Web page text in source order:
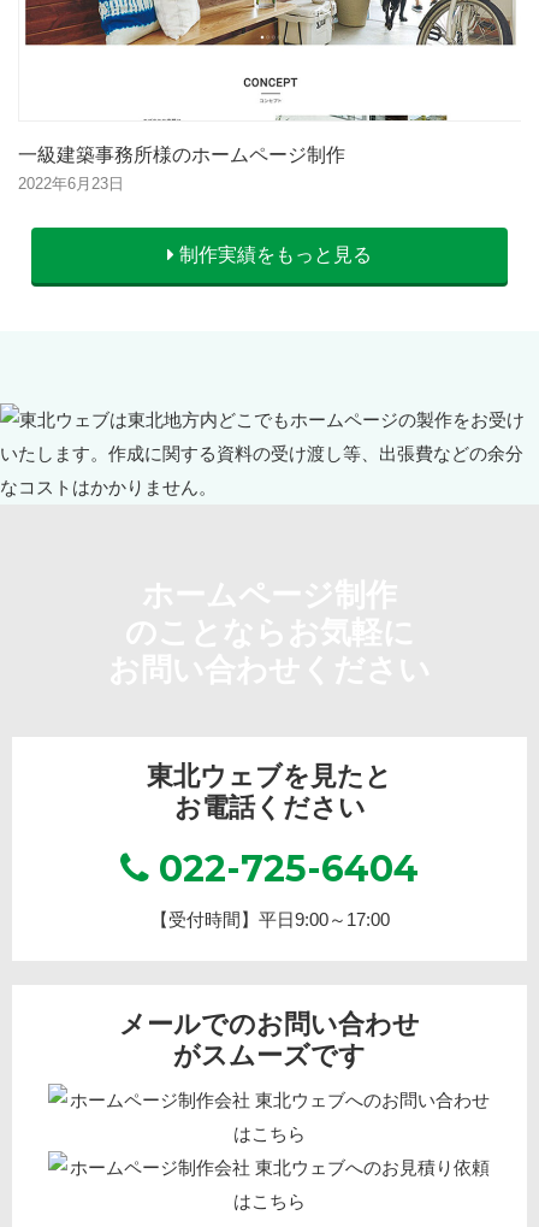
一級建築事務所様のホームページ制作
2022年6月23日
制作実績をもっと見る
東北ウェブを見たと
お電話ください
022-725-6404
【受付時間】平日9:00～17:00
メールでのお問い合わせ
がスムーズです